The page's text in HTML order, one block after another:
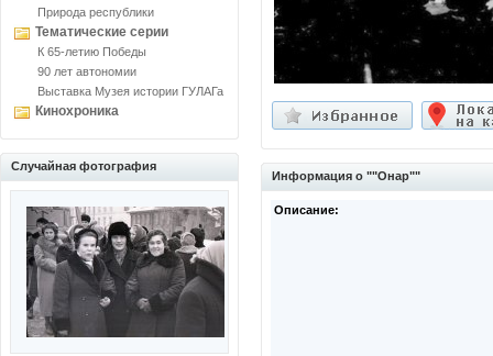
Природа республики
Тематические серии
К 65-летию Победы
90 лет автономии
Выставка Музея истории ГУЛАГа
Кинохроника
Случайная фотография
Информация о ""Онар""
Описание: